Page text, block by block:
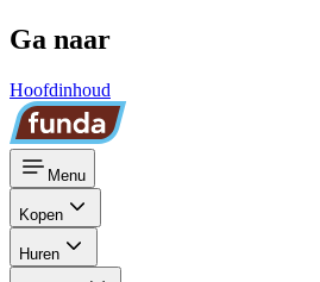
Ga naar
Hoofdinhoud
Menu
Kopen
Huren